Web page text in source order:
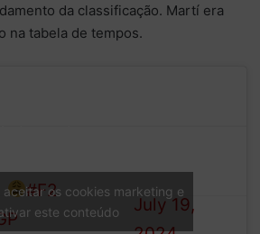
da classificação. Martí era
na tabela de tempos.
#F2
(@Formula2)
July 19,
aceitar os cookies marketing e
este conteúdo